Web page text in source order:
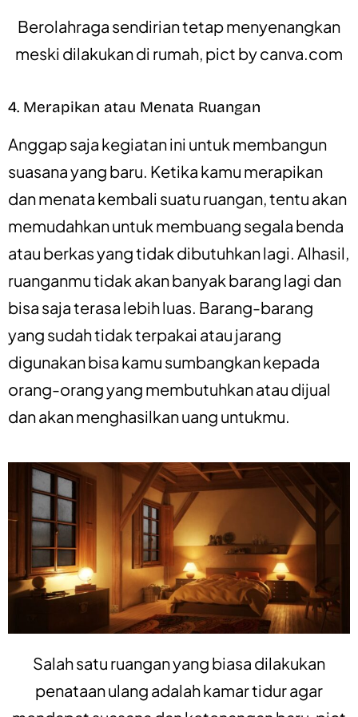
Berolahraga sendirian tetap menyenangkan
meski dilakukan di rumah, pict bycanva.com
4. Merapikan atau Menata Ruangan
Anggap saja kegiatan ini untuk membangun
suasana yang baru. Ketika kamu merapikan
dan menata kembali suatu ruangan, tentu akan
memudahkan untuk membuang segala benda
atau berkas yang tidak dibutuhkan lagi. Alhasil,
ruanganmu tidak akan banyak barang lagi dan
bisa saja terasa lebih luas. Barang-barang
yang sudah tidak terpakai atau jarang
digunakan bisa kamu sumbangkan kepada
orang-orang yang membutuhkan atau dijual
dan akan menghasilkan uang untukmu.
Salah satu ruangan yang biasa dilakukan
penataan ulang adalah kamar tidur agar